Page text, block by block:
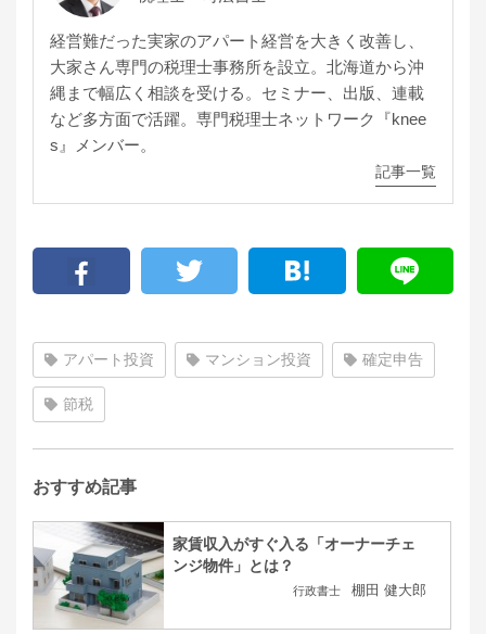
経営難だった実家のアパート経営を大きく改善し、
大家さん専門の税理士事務所を設立。北海道から沖
縄まで幅広く相談を受ける。セミナー、出版、連載
など多方面で活躍。専門税理士ネットワーク『knee
s』メンバー。
記事一覧
アパート投資 マンション投資 確定申告
節税
おすすめ記事
家賃収入がすぐ入る「オーナーチェ
ンジ物件」とは？
行政書士 棚田 健大郎